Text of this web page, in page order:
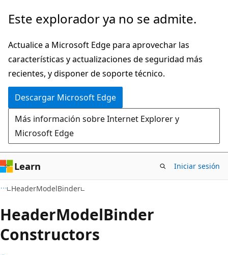
Ir
contenido
principal
Ir
la
navegación
en
la
página
Este explorador ya no se admite.
Actualice a Microsoft Edge para aprovechar las
características y actualizaciones de seguridad más
recientes, y disponer de soporte técnico.
Descargar Microsoft Edge
Más información sobre Internet Explorer y
Microsoft Edge
Learn Iniciar sesión
HeaderModelBinder
HeaderModelBinder
Constructors